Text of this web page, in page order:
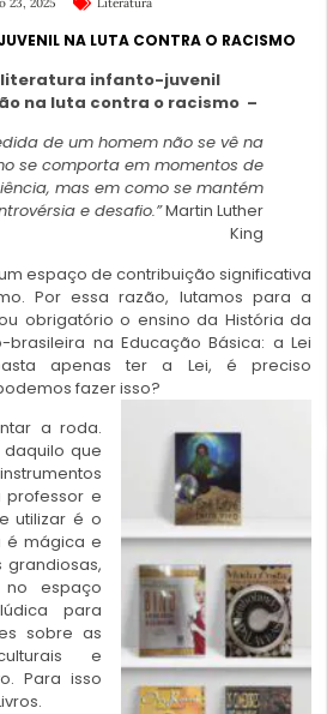
NA LUTA CONTRA O RACISMO
literatura infanto-juvenil
na luta contra o racismo –
de um homem não se vê na
se comporta em momentos de
mas em como se mantém
e desafio.”Martin Luther
King
espaço de contribuição significativa
Por essa razão, lutamos para a
obrigatório o ensino da História da
na Educação Básica: a Lei
apenas ter a Lei, é preciso
fazer isso?
a roda.
que
e
utilizar é o
é mágica e
espaço
para
sobre as
e
Para isso